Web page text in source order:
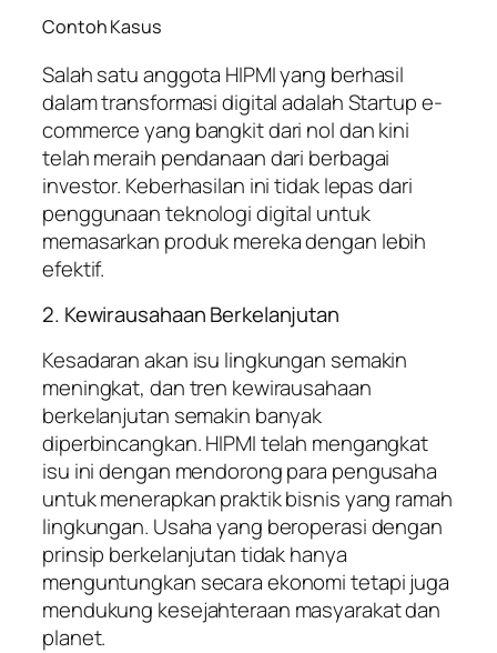
Contoh Kasus
Salah satu anggota HIPMI yang berhasil
dalam transformasi digital adalah Startup e-
commerce yang bangkit dari nol dan kini
telah meraih pendanaan dari berbagai
investor. Keberhasilan ini tidak lepas dari
penggunaan teknologi digital untuk
memasarkan produk mereka dengan lebih
efektif.
2. Kewirausahaan Berkelanjutan
Kesadaran akan isu lingkungan semakin
meningkat, dan tren kewirausahaan
berkelanjutan semakin banyak
diperbincangkan. HIPMI telah mengangkat
isu ini dengan mendorong para pengusaha
untuk menerapkan praktik bisnis yang ramah
lingkungan. Usaha yang beroperasi dengan
prinsip berkelanjutan tidak hanya
menguntungkan secara ekonomi tetapi juga
mendukung kesejahteraan masyarakat dan
planet.